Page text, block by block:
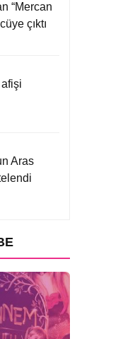
“Mercan
çıktı
afişi
Aras